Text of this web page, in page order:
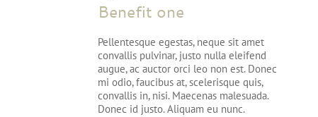
Benefit one
Pellentesque egestas, neque sit amet
convallis pulvinar, justo nulla eleifend
augue, ac auctor orci leo non est. Donec
mi odio, faucibus at, scelerisque quis,
convallis in, nisi. Maecenas malesuada.
Donec id justo. Aliquam eu nunc.